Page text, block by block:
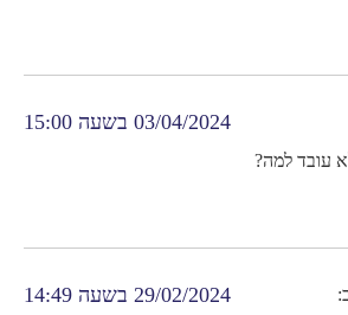
03/04/2024 בשעה 15:00
עובד למה?
29/02/2024 בשעה 14:49